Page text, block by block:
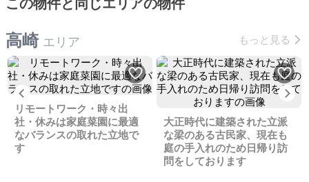
高崎 エリア もっと見る
Previous
リモートワーク・時々出
社・休みは家庭菜園に最適
なバランスの取れた立地で
す
大正時代に建築された立派
な梁のある古民家、現在も
庭の手入れのため日帰り訪
問をしております